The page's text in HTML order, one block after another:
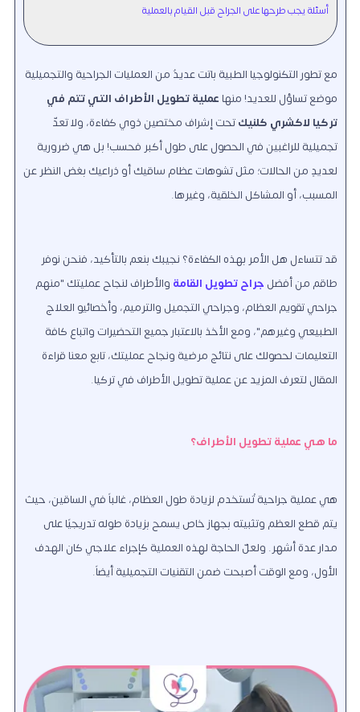
أسئلة يجب طرحها على الجراح قبل القيام بالعملية
مع تطور التكنولوجيا الطبية باتت عديدٌ من العمليات الجراحية والتجميلية
موضع تساؤل للعديد! منها عملية تطويل الأطراف التي تتم في
تركيا لاكشري كلنيكتحت إشراف مختصين ذوي كفاءة، ولا تعدّ
تجميلية للراغبين في الحصول على طول أكبر فحسب! بل هي ضرورية
لعديدٍ من الحالات؛ مثل تشوهات عظام ساقيك أو ذراعيك بغض النظر عن
المسبب، أو المشاكل الخلقية، وغيرها.
قد تتساءل هل الأمر بهذه الكفاءة؟ نجيبك بنعم بالتأكيد، فنحن نوفر
طاقم من أفضل جراح تطويل القامة والأطراف لنجاح عمليتك "منهم
جراحي تقويم العظام، وجراحي التجميل والترميم، وأخصائيو العلاج
الطبيعي وغيرهم"، ومع الأخذ بالاعتبار جميع التحضيرات واتباع كافة
التعليمات لحصولك على نتائج مرضية ونجاح عمليتك، تابع معنا قراءة
المقال لتعرف المزيد عن عملية تطويل الأطراف في تركيا.
ما هي عملية تطويل الأطراف؟
هي عملية جراحية تُستخدم لزيادة طول العظام، غالباً في الساقين، حيث
يتم قطع العظم وتثبيته بجهاز خاص يسمح بزيادة طوله تدريجيًا على
مدار عدة أشهر. ولعلّ الحاجة لهذه العملية كإجراء علاجي كان الهدف
الأول، ومع الوقت أصبحت ضمن التقنيات التجميلية أيضاً.